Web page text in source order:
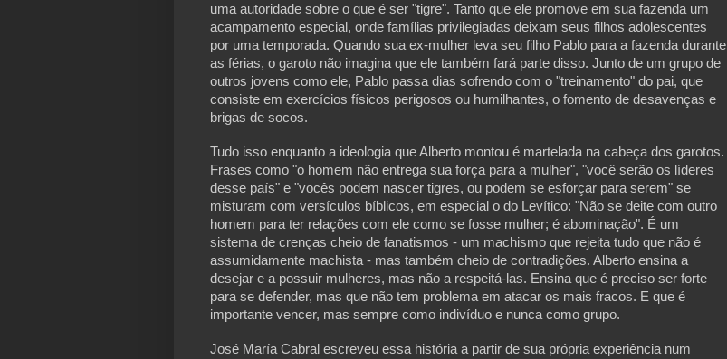
uma autoridade sobre o que é ser "tigre". Tanto que ele promove em sua fazenda um
acampamento especial, onde famílias privilegiadas deixam seus filhos adolescentes
por uma temporada. Quando sua ex-mulher leva seu filho Pablo para a fazenda durante
as férias, o garoto não imagina que ele também fará parte disso. Junto de um grupo de
outros jovens como ele, Pablo passa dias sofrendo com o "treinamento" do pai, que
consiste em exercícios físicos perigosos ou humilhantes, o fomento de desavenças e
brigas de socos.
Tudo isso enquanto a ideologia que Alberto montou é martelada na cabeça dos garotos.
Frases como "o homem não entrega sua força para a mulher", "você serão os líderes
desse país" e "vocês podem nascer tigres, ou podem se esforçar para serem" se
misturam com versículos bíblicos, em especial o do Levítico: "Não se deite com outro
homem para ter relações com ele como se fosse mulher; é abominação". É um
sistema de crenças cheio de fanatismos - um machismo que rejeita tudo que não é
assumidamente machista - mas também cheio de contradições. Alberto ensina a
desejar e a possuir mulheres, mas não a respeitá-las. Ensina que é preciso ser forte
para se defender, mas que não tem problema em atacar os mais fracos. E que é
importante vencer, mas sempre como indivíduo e nunca como grupo.
José María Cabral escreveu essa história a partir de sua própria experiência num